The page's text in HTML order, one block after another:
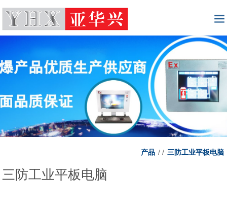
产品 / / 三防工业平板电脑
三防工业平板电脑